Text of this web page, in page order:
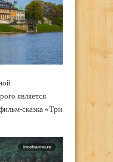
является
сказка «Три